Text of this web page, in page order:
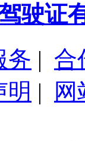
驶证
务 | 合
明 |